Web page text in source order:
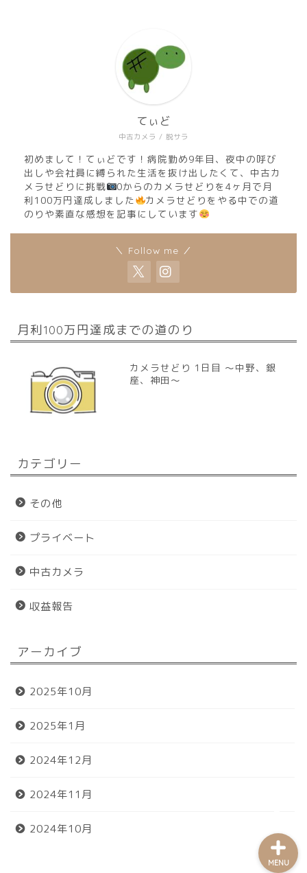
中古カメラ / 脱サラ
てぃど
初めまして！てぃどです！病院勤め9年目、夜中の呼び
出しや会社員に縛られた生活を抜け出したくて、中古カ
メラせどりに挑戦
0からのカメラせどりを4ヶ月で月
利100万円達成しました
カメラせどりをやる中での道
のりや素直な感想を記事にしています
＼ Follow me ／
月利100万円達成までの道のり
カメラせどり 1日目 〜中野、銀
座、神田〜
カテゴリー
その他
プライベート
中古カメラ
収益報告
アーカイブ
2025年10月
2025年1月
2024年12月
2024年11月
2024年10月
MENU